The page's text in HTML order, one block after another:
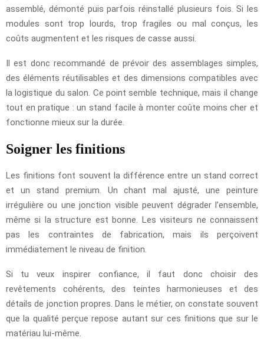
assemblé, démonté puis parfois réinstallé plusieurs fois. Si les
modules sont trop lourds, trop fragiles ou mal conçus, les
coûts augmentent et les risques de casse aussi.
Il est donc recommandé de prévoir des assemblages simples,
des éléments réutilisables et des dimensions compatibles avec
la logistique du salon. Ce point semble technique, mais il change
tout en pratique : un stand facile à monter coûte moins cher et
fonctionne mieux sur la durée.
Soigner les finitions
Les finitions font souvent la différence entre un stand correct
et un stand premium. Un chant mal ajusté, une peinture
irrégulière ou une jonction visible peuvent dégrader l’ensemble,
même si la structure est bonne. Les visiteurs ne connaissent
pas les contraintes de fabrication, mais ils perçoivent
immédiatement le niveau de finition.
Si tu veux inspirer confiance, il faut donc choisir des
revêtements cohérents, des teintes harmonieuses et des
détails de jonction propres. Dans le métier, on constate souvent
que la qualité perçue repose autant sur ces finitions que sur le
matériau lui-même.